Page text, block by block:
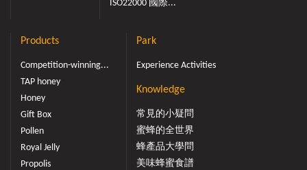
ISO22000 國際...
Products
Competition-winning...
TAP honey
Honey
Gift Box
Pollen
Royal Jelly
Propolis
Park
Experience Activities
Knowledge
常見的小疑問
蜜蜂的全世界
蜂產品大學問
美味蜂蜜食譜